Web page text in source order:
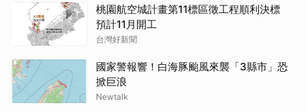
桃園航空城計畫第11標區徵工程順利決標
預計11月開工
台灣好新聞
國家警報響！白海豚颱風來襲「3縣市」恐
掀巨浪
Newtalk